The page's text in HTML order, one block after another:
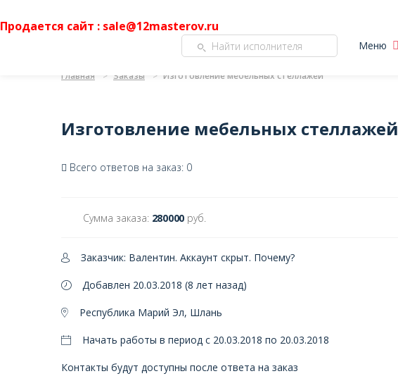
Продается сайт : sale@12masterov.ru
Меню
Главная Заказы Изготовление мебельных стеллажей
Изготовление мебельных стеллажей
Всего ответов на заказ: 0
Сумма заказа: 280000 руб.
Заказчик: Валентин. Аккаунт скрыт. Почему?
Добавлен 20.03.2018 (8 лет назад)
Республика Марий Эл, Шлань
Начать работы в период с 20.03.2018 по 20.03.2018
Контакты будут доступны после ответа на заказ